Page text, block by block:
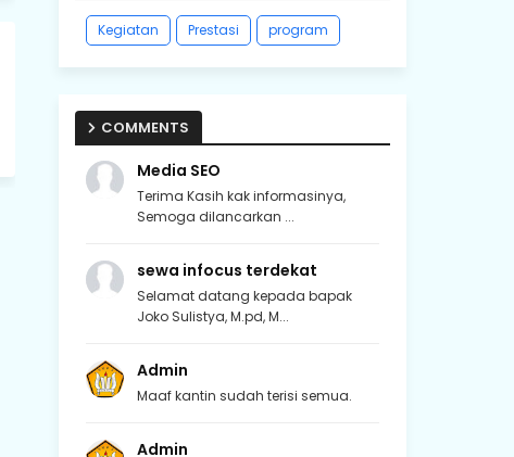
Kegiatan Prestasi program
COMMENTS
Media SEO
Terima Kasih kak informasinya,
Semoga dilancarkan ...
sewa infocus terdekat
Selamat datang kepada bapak
Joko Sulistya, M.pd, M...
Admin
Maaf kantin sudah terisi semua.
Admin